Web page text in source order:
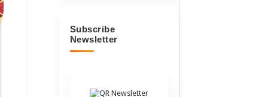
Subscribe
Newsletter